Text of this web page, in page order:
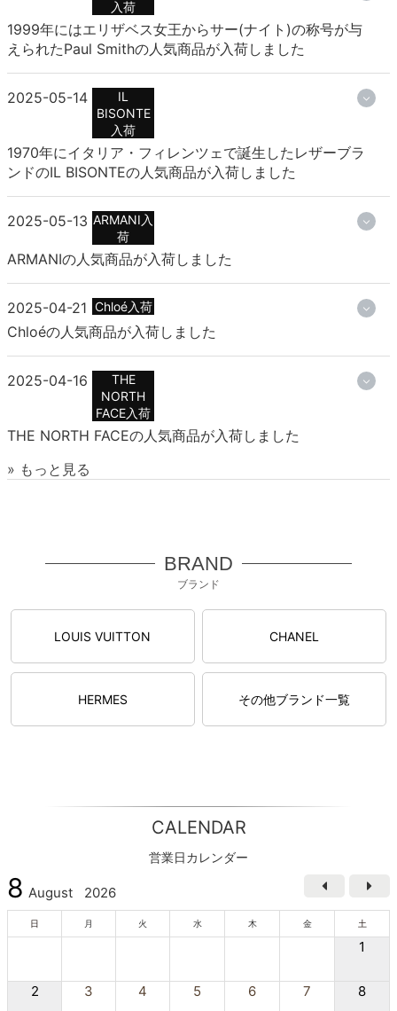
入荷
1999年にはエリザベス女王からサー(ナイト)の称号が与
えられたPaul Smithの人気商品が入荷しました
2025-05-14
IL
BISONTE
入荷
1970年にイタリア・フィレンツェで誕生したレザーブラ
ンドのIL BISONTEの人気商品が入荷しました
2025-05-13 ARMANI入
荷
ARMANIの人気商品が入荷しました
2025-04-21 Chloé入荷
Chloéの人気商品が入荷しました
2025-04-16
THE
NORTH
FACE入荷
THE NORTH FACEの人気商品が入荷しました
» もっと見る
BRAND
ブランド
LOUIS VUITTON CHANEL
HERMES その他ブランド一覧
CALENDAR
営業日カレンダー
8 August 2026
日 月 火 水 木 金 土
1
2 3 4 5 6 7 8